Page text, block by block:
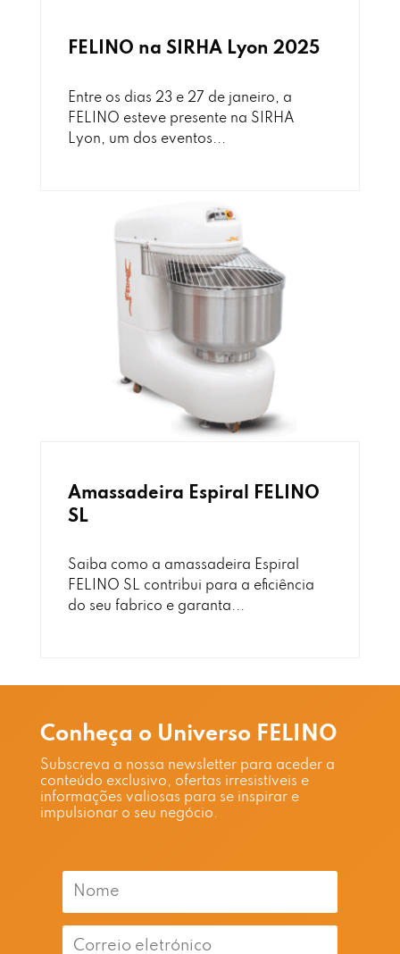
FELINO na SIRHA Lyon 2025
Entre os dias 23 e 27 de janeiro, a
FELINO esteve presente na SIRHA
Lyon, um dos eventos...
Amassadeira Espiral FELINO
SL
Saiba como a amassadeira Espiral
FELINO SL contribui para a eficiência
do seu fabrico e garanta...
Conheça o Universo FELINO
Subscreva a nossa newsletter para aceder a
conteúdo exclusivo, ofertas irresistíveis e
informações valiosas para se inspirar e
impulsionar o seu negócio.